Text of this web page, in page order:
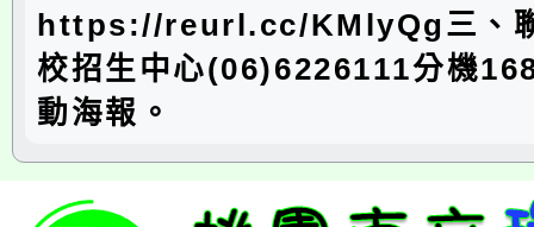
https://reurl.cc/KMlyQg三、
校招生中心(06)6226111分機
動海報。